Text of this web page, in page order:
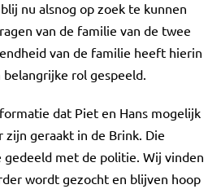
nu alsnog op zoek te kunnen
van de familie van de twee
van de familie heeft hierin
rol gespeeld.
dat Piet en Hans mogelijk
geraakt in de Brink. Die
met de politie. Wij vinden
wordt gezocht en blijven hoop